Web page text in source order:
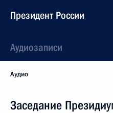
Президент России
Аудиозаписи
Аудио
Заседание